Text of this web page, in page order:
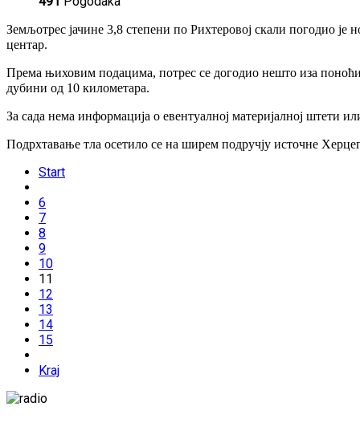
Земљотрес јачине 3,8 степени по Рихтеровој скали погодио
центар.
Према њиховим подацима, потрес се догодио нешто иза
дубини од 10 километара.
За сада нема информација о евентуалној материјалној штети
Подрхтавање тла осетило се на ширем подручју источне
Start
6
7
8
9
10
11
12
13
14
15
Kraj